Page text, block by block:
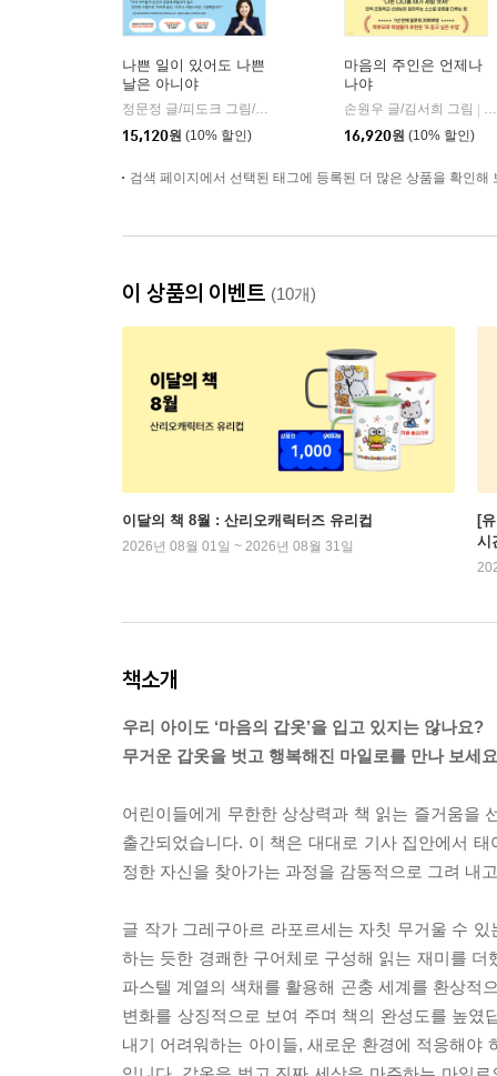
나쁜 일이 있어도 나쁜
날은 아니야
정문정 글/피도크 그림/천근아 감수
서교책방
15,120원 (10% 할인)
마음의 주인은 언제나
나야
손원우 글/김서희 그림
16,920원 (10% 할인)
검색 페이지에서 선택된 태그에 등록된 더 많은 상품을 확인해
이 상품의 이벤트 (10개)
이달의 책 8월 : 산리오캐릭터즈 유리컵
2026년 08월 01일 ~ 2026년 08월 31일
[
시
책소개
우리 아이도 ‘마음의 갑옷’을 입고 있지는 않나요?
무거운 갑옷을 벗고 행복해진 마일로를 만나 보세
어린이들에게 무한한 상상력과 책 읽는 즐거움을
출간되었습니다. 이 책은 대대로 기사 집안에서
정한 자신을 찾아가는 과정을 감동적으로 그려 내
글 작가 그레구아르 라포르세는 자칫 무거울 수
하는 듯한 경쾌한 구어체로 구성해 읽는 재미를
파스텔 계열의 색채를 활용해 곤충 세계를 환상적
변화를 상징적으로 보여 주며 책의 완성도를 높
내기 어려워하는 아이들, 새로운 환경에 적응해야